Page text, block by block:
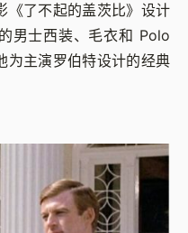
《了不起的盖茨比》设计
男士西装、毛衣和 Polo
为主演罗伯特设计的经典